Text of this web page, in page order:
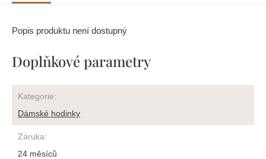
Popis produktu není dostupný
Doplňkové parametry
Kategorie:
Dámské hodinky
Záruka:
24 měsíců